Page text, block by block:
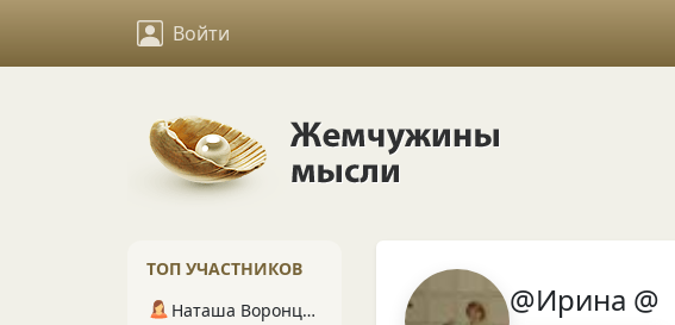
Войти
@Ирина @
ТОП УЧАСТНИКОВ
Наташа Воронцова